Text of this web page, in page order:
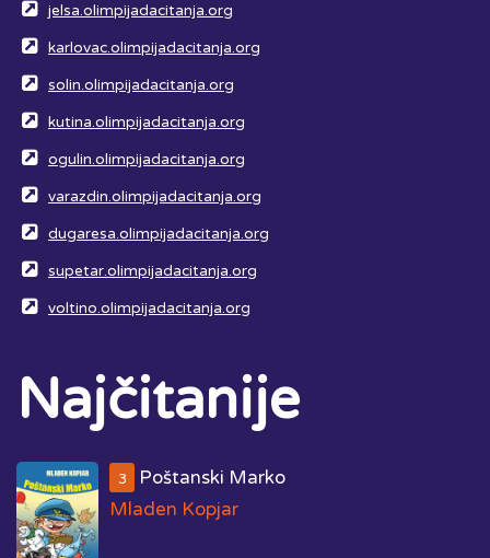
jelsa.olimpijadacitanja.org
karlovac.olimpijadacitanja.org
solin.olimpijadacitanja.org
kutina.olimpijadacitanja.org
ogulin.olimpijadacitanja.org
varazdin.olimpijadacitanja.org
dugaresa.olimpijadacitanja.org
supetar.olimpijadacitanja.org
voltino.olimpijadacitanja.org
Najčitanije
3
Poštanski Marko
Mladen Kopjar